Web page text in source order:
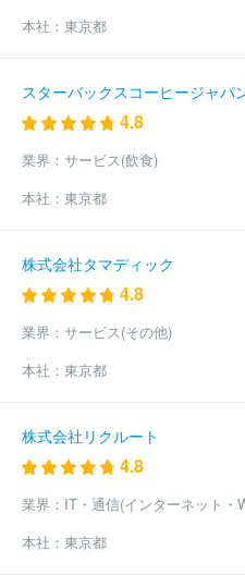
会社
株式会社綜合キャリアオプ
ニアリング株式会社
ＭＩＲＡＲ
ィングス株式会社
ほか(18736件)
本社： 東京都
スターバックスコーヒージャパ
4.8
業界： サービス(飲食)
本社： 東京都
株式会社タマディック
4.8
業界： サービス(その他)
本社： 東京都
株式会社リクルート
4.8
業界： IT・通信(インターネット・
本社： 東京都